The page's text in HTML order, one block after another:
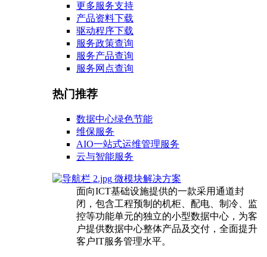
更多服务支持
产品资料下载
驱动程序下载
服务政策查询
服务产品查询
服务网点查询
热门推荐
数据中心绿色节能
维保服务
AIO一站式运维管理服务
云与智能服务
微模块解决方案
面向ICT基础设施提供的一款采用通道封
闭，包含工程预制的机柜、配电、制冷、监
控等功能单元的独立的小型数据中心，为客
户提供数据中心整体产品及交付，全面提升
客户IT服务管理水平。